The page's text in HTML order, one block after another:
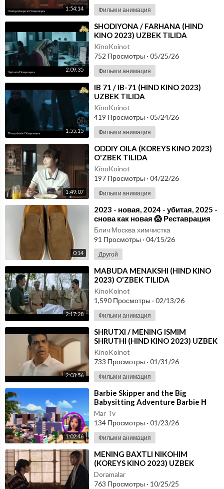
1:54:14 Фильм и анимация
2:09:35
⁣SHODIYONA / FARHANA (HIND
KINO 2023) UZBEK TILIDA
KinoKoinot
752 Просмотры · 05/25/26
Фильм и анимация
1:55:15
⁣IB 71 / IB-71 (HIND KINO 2023)
UZBEK TILIDA
KinoKoinot
419 Просмотры · 05/24/26
Фильм и анимация
1:49:07
⁣ODDIY OILA (KOREYS KINO 2023)
O'ZBEK TILIDA
KinoKoinot
197 Просмотры · 04/22/26
Фильм и анимация
0:14
⁣2023 - новая, 2024 - убитая, 2025 -
снова как новая 😱 Реставрация
обуви. Качественный ремонт
Блич Москва химчистка
91 Просмотры · 04/15/26
Другой
2:17:28
⁣MABUDA MENAKSHI (HIND KINO
2023) O'ZBEK TILIDA
KinoKoinot
1,590 Просмотры · 02/13/26
Фильм и анимация
2:03:56
⁣SHRUTXI / MENING ISMIM
SHRUTHI (HIND KINO 2023) UZBEK
TILIDA
KinoKoinot
733 Просмотры · 01/31/26
Фильм и анимация
1:02:46
⁣Barbie Skipper and the Big
Babysitting Adventure Barbie Η
Περιπέτεια της Skipper Babysitter
(2023) τ
Mar Tv
134 Просмотры · 01/23/26
Фильм и анимация
⁣MENING BAXTLI NIKOHIM
(KOREYS KINO 2023) UZBEK
TILIDA
Doramalar
763 Просмотры · 10/25/25